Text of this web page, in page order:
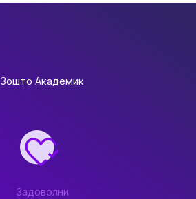
Зошто Академик
Задоволни